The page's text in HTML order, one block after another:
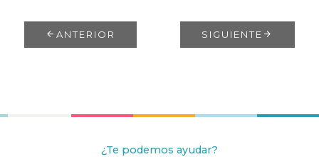
ANTERIOR SIGUIENTE
¿Te podemos ayudar?